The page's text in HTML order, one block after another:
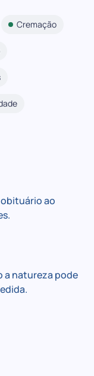
Cremação
ao
a natureza pode